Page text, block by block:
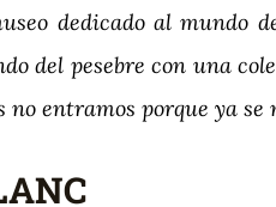
dedicado al mundo
del pesebre con una
entramos porque ya